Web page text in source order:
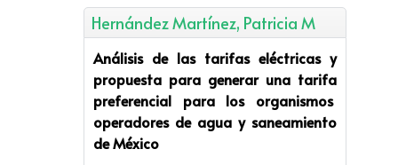
Hernández Martínez, Patricia M
Análisis de las tarifas eléctricas y
propuesta para generar una tarifa
preferencial para los organismos
operadores de agua y saneamiento
de México